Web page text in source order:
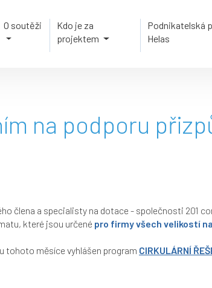
O soutěži
Kdo je za
projektem
Podnikatelská
Helas
na podporu
člena a specialisty na dotace - společnosti 201
které jsou určené pro firmy všech velikostí
tohoto měsíce vyhlášen program CIRKULÁRNÍ